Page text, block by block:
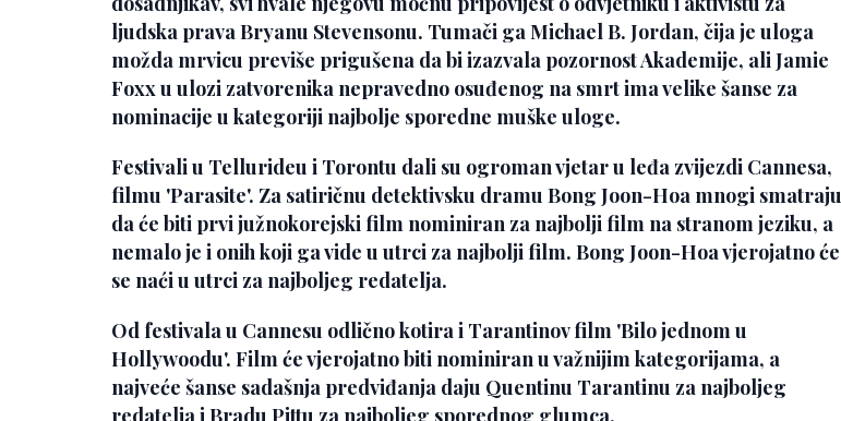
ljudska prava Bryanu Stevensonu. Tumači ga Michael B. Jordan, čija je uloga
možda mrvicu previše prigušena da bi izazvala pozornost Akademije, ali Jamie
Foxx u ulozi zatvorenika nepravedno osuđenog na smrt ima velike šanse za
nominacije u kategoriji najbolje sporedne muške uloge.
Festivali u Tellurideu i Torontu dali su ogroman vjetar u leđa zvijezdi Cannesa,
filmu 'Parasite'. Za satiričnu detektivsku dramu Bong Joon-Hoa mnogi smatraju
da će biti prvi južnokorejski film nominiran za najbolji film na stranom jeziku, a
nemalo je i onih koji ga vide u utrci za najbolji film. Bong Joon-Hoa vjerojatno će
se naći u utrci za najboljeg redatelja.
Od festivala u Cannesu odlično kotira i Tarantinov film 'Bilo jednom u
Hollywoodu'. Film će vjerojatno biti nominiran u važnijim kategorijama, a
najveće šanse sadašnja predviđanja daju Quentinu Tarantinu za najboljeg
redatelja i Bradu Pittu za najboljeg sporednog glumca.